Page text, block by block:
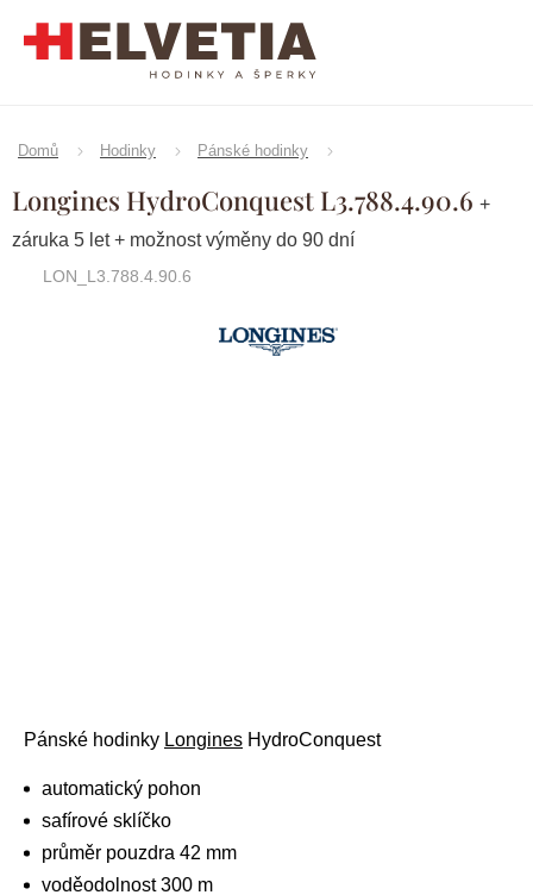
Domů Hodinky Pánské hodinky
Longines HydroConquest L3.788.4.90.6 +
záruka 5 let + možnost výměny do 90 dní
LON_L3.788.4.90.6
Značka:Longines
Pánské hodinky Longines HydroConquest
automatický pohon
safírové sklíčko
průměr pouzdra 42 mm
voděodolnost 300 m